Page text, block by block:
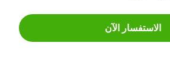
الاستفسار الآن